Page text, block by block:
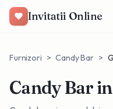
Invitatii Online
Furnizori > Candy Bar >
Candy Bar